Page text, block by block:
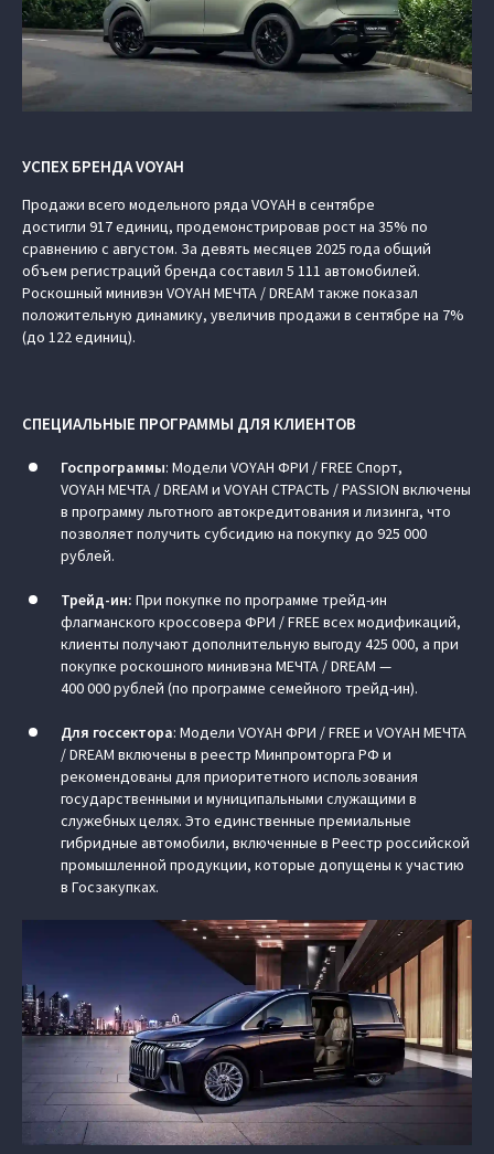
УСПЕХ БРЕНДА VOYAH
Продажи всего модельного ряда VOYAH в сентябре
достигли 917 единиц, продемонстрировав рост на 35% по
сравнению с августом. За девять месяцев 2025 года общий
объем регистраций бренда составил 5 111 автомобилей.
Роскошный минивэн VOYAH МЕЧТА / DREAM также показал
положительную динамику, увеличив продажи в сентябре на 7%
(до 122 единиц).
СПЕЦИАЛЬНЫЕ ПРОГРАММЫ ДЛЯ КЛИЕНТОВ
Госпрограммы: Модели VOYAH ФРИ / FREE Спорт,
VOYAH МЕЧТА / DREAM и VOYAH СТРАСТЬ / PASSION включены
в программу льготного автокредитования и лизинга, что
позволяет получить субсидию на покупку до 925 000
рублей.
Трейд-ин: При покупке по программе трейд-ин
флагманского кроссовера ФРИ / FREE всех модификаций,
клиенты получают дополнительную выгоду 425 000, а при
покупке роскошного минивэна МЕЧТА / DREAM —
400 000 рублей (по программе семейного трейд-ин).
Для госсектора: Модели VOYAH ФРИ / FREE и VOYAH МЕЧТА
/ DREAM включены в реестр Минпромторга РФ и
рекомендованы для приоритетного использования
государственными и муниципальными служащими в
служебных целях. Это единственные премиальные
гибридные автомобили, включенные в Реестр российской
промышленной продукции, которые допущены к участию
в Госзакупках.